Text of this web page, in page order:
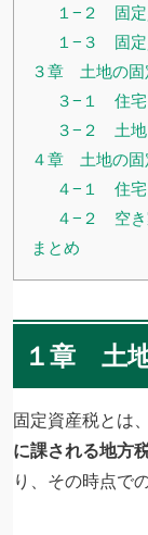
１−２ 固定
１−３ 固定
３章 土地の固
３−１ 住宅
３−２ 土地
４章 土地の固
４−１ 住宅
４−２ 空き
まとめ
１章 土
固定資産税とは、
に課される地方
り、その時点で